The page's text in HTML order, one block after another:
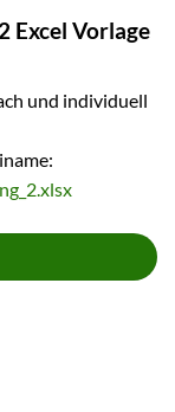
Excel Vorlage
und individuell